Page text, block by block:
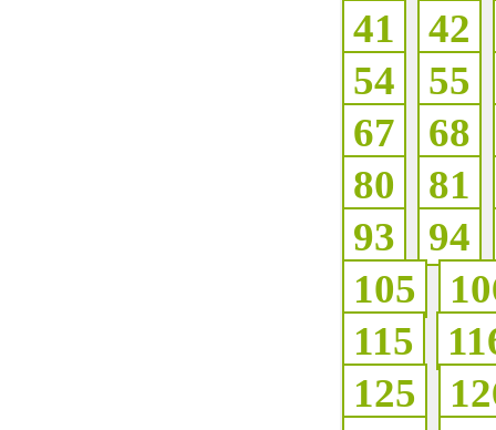
41
42
54
55
67
68
80
81
93
94
105
115
125